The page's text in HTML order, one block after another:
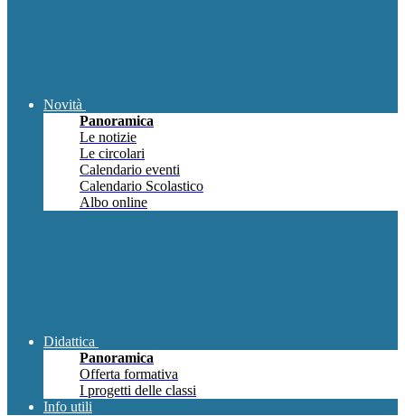
Novità
Panoramica
Le notizie
Le circolari
Calendario eventi
Calendario Scolastico
Albo online
Didattica
Panoramica
Offerta formativa
I progetti delle classi
Info utili